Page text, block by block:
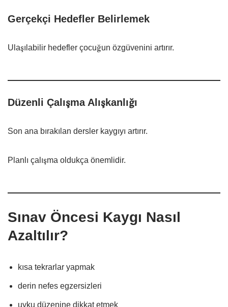
Gerçekçi Hedefler Belirlemek
Ulaşılabilir hedefler çocuğun özgüvenini artırır.
Düzenli Çalışma Alışkanlığı
Son ana bırakılan dersler kaygıyı artırır.
Planlı çalışma oldukça önemlidir.
Sınav Öncesi Kaygı Nasıl
Azaltılır?
kısa tekrarlar yapmak
derin nefes egzersizleri
uyku düzenine dikkat etmek